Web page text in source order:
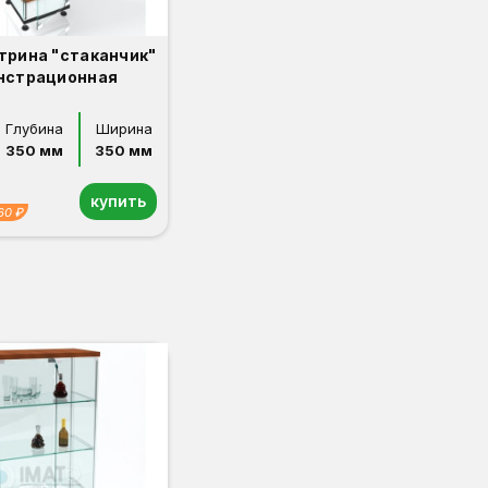
"стаканчик"
Глубина
350 мм
Ширина
350 мм
₽
купить